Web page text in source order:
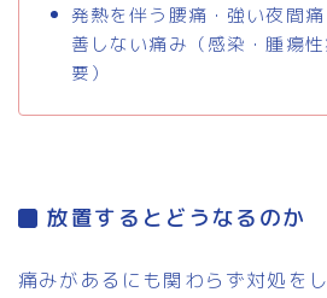
発熱を伴う腰痛・強い夜間
善しない痛み（感染・腫瘍
要）
放置するとどうなるのか
痛みがあるにも関わらず対処を